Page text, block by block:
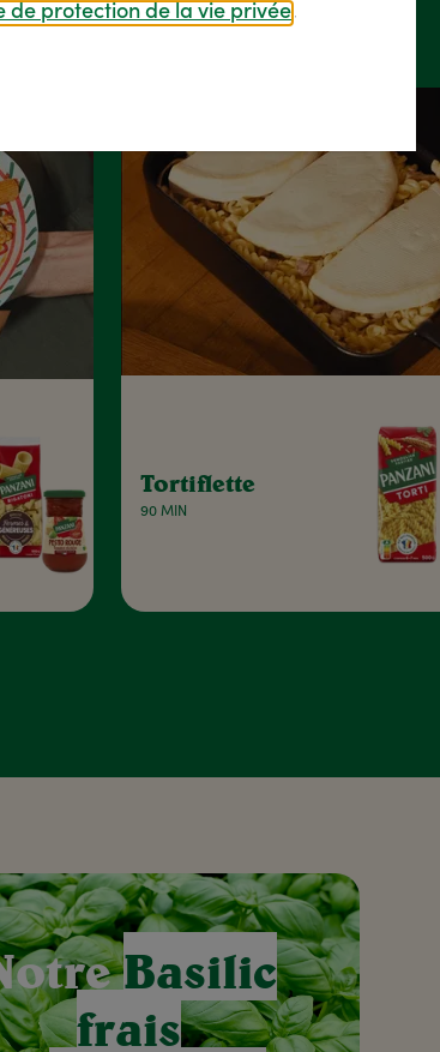
Tortiflette
90 MIN
Basilic
frais
de protection de la vie privée.